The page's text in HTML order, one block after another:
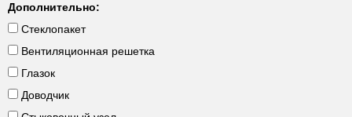
Дополнительно:
Стеклопакет
Вентиляционная решетка
Глазок
Доводчик